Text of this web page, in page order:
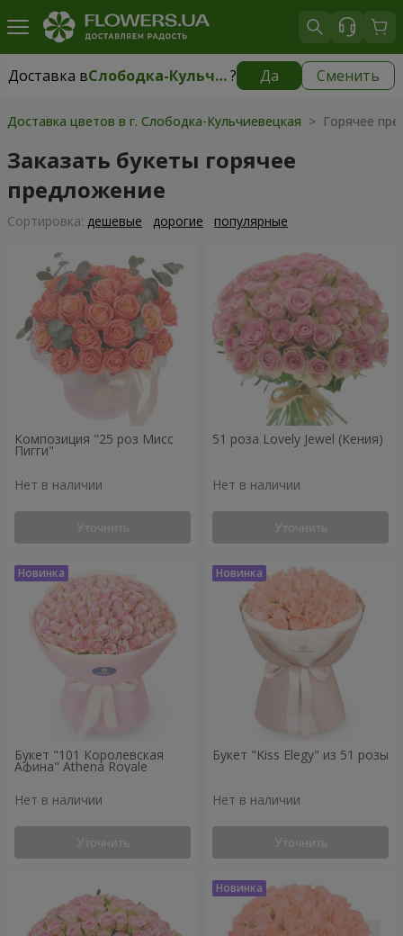
Доставка в Слободка-Кульчиевецкая? Да Сменить
Доставка вСлободка-Кульчиевецкая| бесплатно
Доставка цветов в г. Слободка-Кульчиевецкая > Горячее
Заказать букеты горячее
предложение
Cортировка: дешевые дорогие популярные
Композиция "25 роз Мисс
Пигги"
Нет в наличии
Уточнить
51 роза Lovely Jewel (Кения)
Нет в наличии
Уточнить
Букет "101 Королевская
Афина" Athena Royale
Нет в наличии
Уточнить
Букет "Kiss Elegy" из 51 розы
Нет в наличии
Уточнить